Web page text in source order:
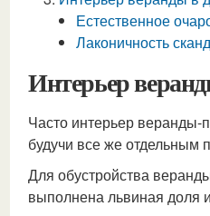
Естественное
Лаконичность
Интерьер
Часто интерьер веранды-
будучи все же отдельным
Для обустройства
выполнена львиная доля